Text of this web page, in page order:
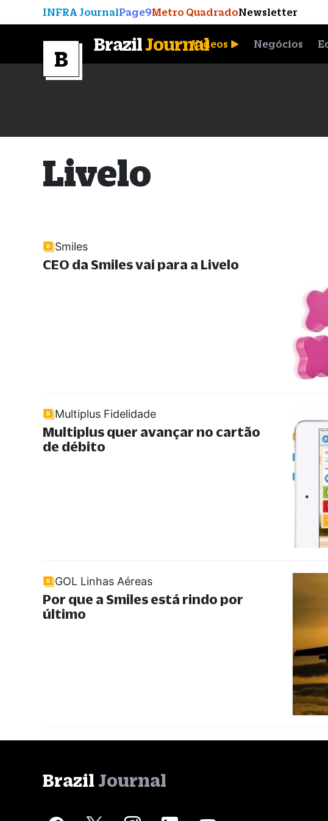
INFRA JournalPage9Metro QuadradoNewsletter
BrazilJournalVídeos Negócios
Livelo
Smiles
CEO da Smiles vai para a Livelo
Multiplus Fidelidade
Multiplus quer avançar no cartão
de débito
GOL Linhas Aéreas
Por que a Smiles está rindo por
último
Brazil Journal